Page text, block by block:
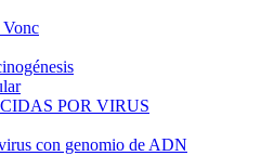
Vonc
POR VIRUS
con genomio de ADN